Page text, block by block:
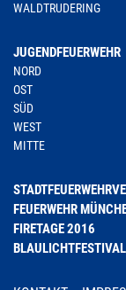
WALDTRUDERING
JUGENDFEUERWEHR
NORD
OST
SÜD
WEST
MITTE
FEUERWEHR
FIRETAGE 2016
BLAULICHTFESTIVAL